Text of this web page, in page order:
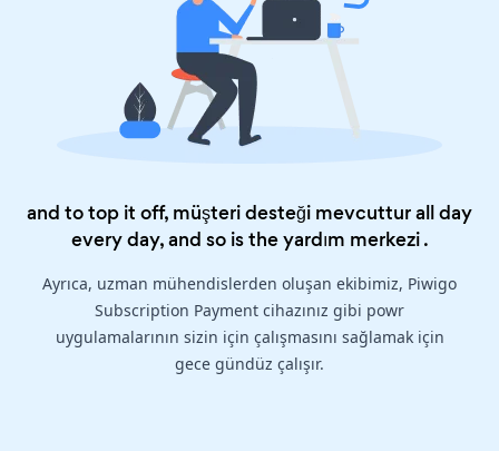
and to top it off, müşteri desteği mevcuttur all day
every day, and so is theyardım merkezi.
Ayrıca, uzman mühendislerden oluşan ekibimiz, Piwigo
Subscription Payment cihazınız gibi powr
uygulamalarının sizin için çalışmasını sağlamak için
gece gündüz çalışır.